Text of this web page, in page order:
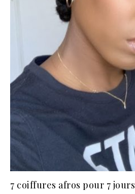
7 coiffures afros pour 7 jours